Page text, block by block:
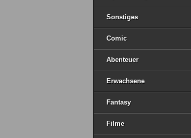
Sonstiges
Comic
Abenteuer
Erwachsene
Fantasy
Filme